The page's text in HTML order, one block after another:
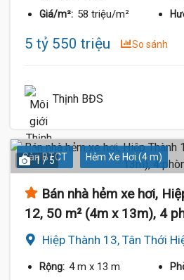
Giá/m²: 58 triệu/m²
5 tỷ 550 triệu So sánh
Thịnh BĐS
Sàn BTCT Hẻm Xe Hơi (4 m)
1 / 5
Bán nhà hẻm xe hơi,
12, 50 m² (4m x 13m), 4
Hiệp Thành 13, Tân Thới
Rộng: 4 m x 13 m